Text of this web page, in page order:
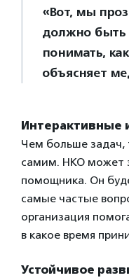
«Вот, мы
должно
понимать,
объясняет
Интерактивные
Чем больше задач,
самим. НКО может
помощника. Он
самые частые
организация
в какое время
Устойчивое